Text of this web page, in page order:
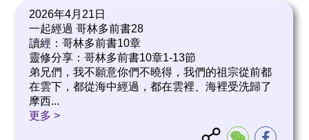
2026年4月21日
一起經過 哥林多前書28
讀經：哥林多前書10章
靈修分享：哥林多前書10章1-13節
弟兄們，我不願意你們不曉得，我們的祖宗從前都
在雲下，都從海中經過，都在雲裡、海裡受洗歸了
摩西...
更多 >